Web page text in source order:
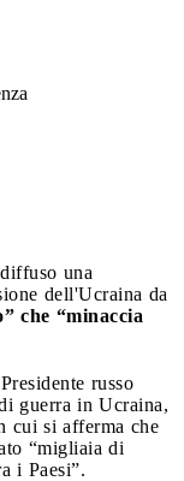
una
dell'Ucraina da
che “minaccia
russo
guerra in Ucraina,
cui si afferma che
“migliaia di
i Paesi”.